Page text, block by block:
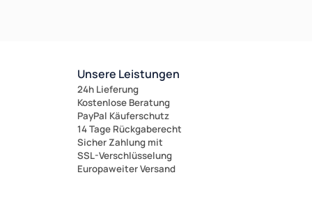
Unsere Leistungen
24h Lieferung
Kostenlose Beratung
PayPal Käuferschutz
14 Tage Rückgaberecht
Sicher Zahlung mit
SSL-Verschlüsselung
Europaweiter Versand